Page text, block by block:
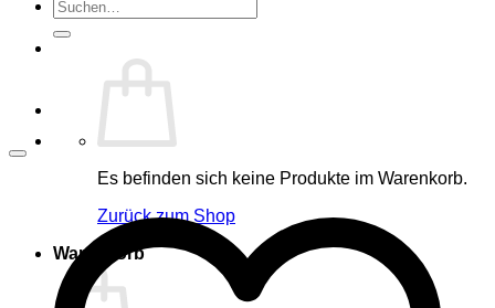
Suche
nach:
Es befinden sich keine Produkte im Warenkorb.
Zurück zum Shop
Warenkorb